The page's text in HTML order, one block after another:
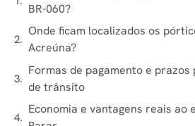
BR-060?
Onde ficam localizados os
Acreúna?
Formas de pagamento e
de trânsito
Economia e vantagens reais ao